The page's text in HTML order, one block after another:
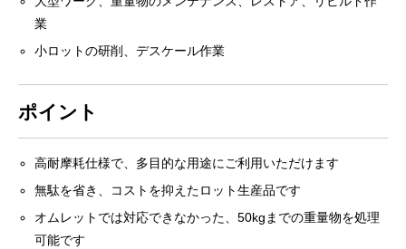
業
小ロットの研削、デスケール作業
ポイント
高耐摩耗仕様で、多目的な用途にご利用いただけます
無駄を省き、コストを抑えたロット生産品です
オムレットでは対応できなかった、50kgまでの重量物を処理
可能です